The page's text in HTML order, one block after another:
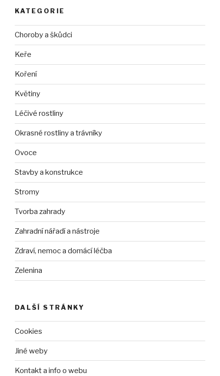
KATEGORIE
Choroby a škůdci
Keře
Koření
Květiny
Léčivé rostliny
Okrasné rostliny a trávníky
Ovoce
Stavby a konstrukce
Stromy
Tvorba zahrady
Zahradní nářadí a nástroje
Zdraví, nemoc a domácí léčba
Zelenina
DALŠÍ STRÁNKY
Cookies
Jiné weby
Kontakt a info o webu